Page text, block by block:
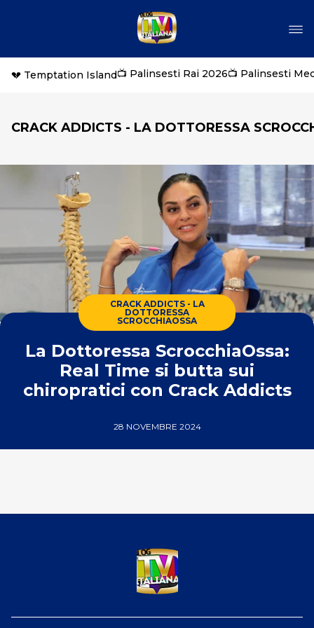
💔 Temptation Island📺 Palinsesti Rai 2026📺 Palinsesti
CRACK ADDICTS - LA DOTTORESSA
CRACK ADDICTS - LA
DOTTORESSA
SCROCCHIAOSSA
La Dottoressa ScrocchiaOssa:
Real Time si butta sui
chiropratici con Crack Addicts
28 NOVEMBRE 2024